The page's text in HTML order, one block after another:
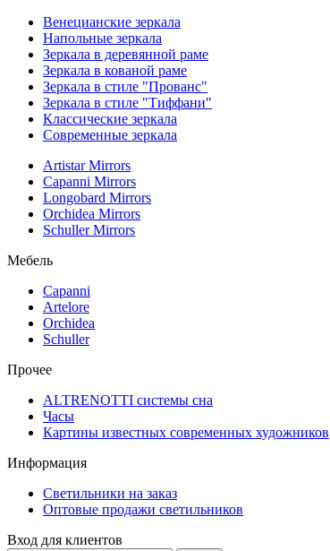
Венецианские зеркала
Напольные зеркала
Зеркала в деревянной раме
Зеркала в кованой раме
Зеркала в стиле "Прованс"
Зеркала в стиле "Тиффани"
Классические зеркала
Современные зеркала
Artistar Mirrors
Capanni Mirrors
Longobard Mirrors
Orchidea Mirrors
Schuller Mirrors
Мебель
Capanni
Artelore
Orchidea
Schuller
Прочее
ALTRENOTTI системы сна
Часы
Картины известных современных художников
Информация
Светильники на заказ
Оптовые продажи светильников
Вход для клиентов